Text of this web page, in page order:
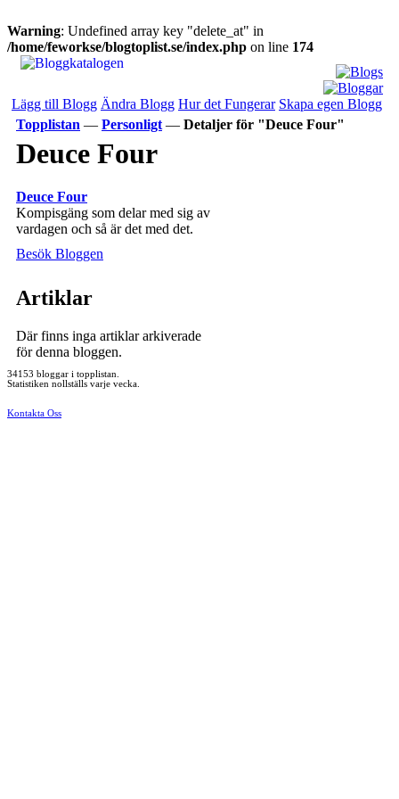
Warning: Undefined array key "delete_at" in
/home/feworkse/blogtoplist.se/index.php on line 174
Lägg till Blogg Ändra Blogg Hur det Fungerar Skapa egen Blogg
Topplistan — Personligt — Detaljer för "Deuce Four"
Deuce Four
Deuce Four
Kompisgäng som delar med sig av
vardagen och så är det med det.
Besök Bloggen
Artiklar
Där finns inga artiklar arkiverade
för denna bloggen.
34153 bloggar i topplistan.
Statistiken nollställs varje vecka.
Kontakta Oss